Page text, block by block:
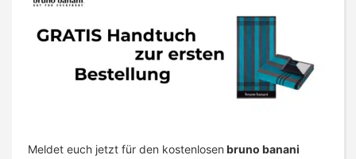
Meldet euch jetzt für den kostenlosen bruno banani